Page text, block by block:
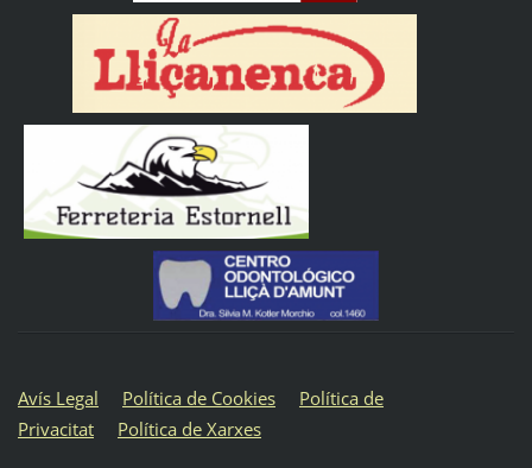
Avís Legal Política de Cookies
Política de
Privacitat
Política de Xarxes